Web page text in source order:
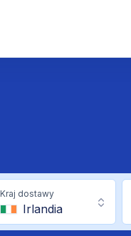
Kraj dostawy
Irlandia